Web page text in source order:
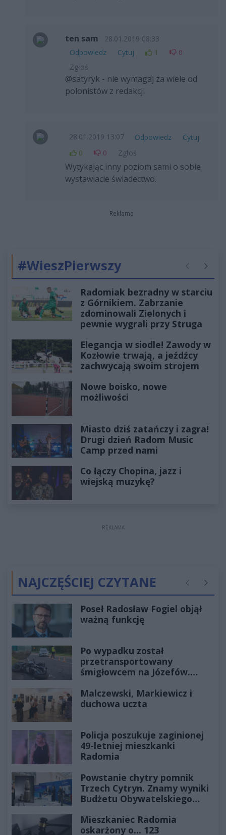
ten sam
28.01.2019 08:33
Odpowiedz
Cytuj 1
0
Zgłoś
@satyryk - nie wymagaj za wiele od
polonistów z redakcji
28.01.2019 13:07 Odpowiedz
Cytuj
0
0 Zgłoś
Wytykając inny poziom sami o sobie
wystawiacie świadectwo.
Reklama
#WieszPierwszy Poprzednie
Radomiak bezradny w starciu
z Górnikiem. Zabrzanie
zdominowali Zielonych i
pewnie wygrali przy Struga
Elegancja w siodle! Zawody w
Kozłowie trwają, a jeźdźcy
zachwycają swoim strojem
Nowe boisko, nowe
możliwości
Miasto dziś zatańczy i zagra!
Drugi dzień Radom Music
Camp przed nami
Co łączy Chopina, jazz i
wiejską muzykę?
REKLAMA
NAJCZĘŚCIEJ CZYTANE Poprzednie
Poseł Radosław Fogiel objął
ważną funkcję
Po wypadku został
przetransportowany
śmigłowcem na Józefów.
Malczewski, Markiewicz i
duchowa uczta
Policja poszukuje zaginionej
49-letniej mieszkanki
Radomia
Powstanie chytry pomnik
Trzech Cytryn. Znamy wyniki
Budżetu Obywatelskiego
Mieszkaniec Radomia
oskarżony o... 123